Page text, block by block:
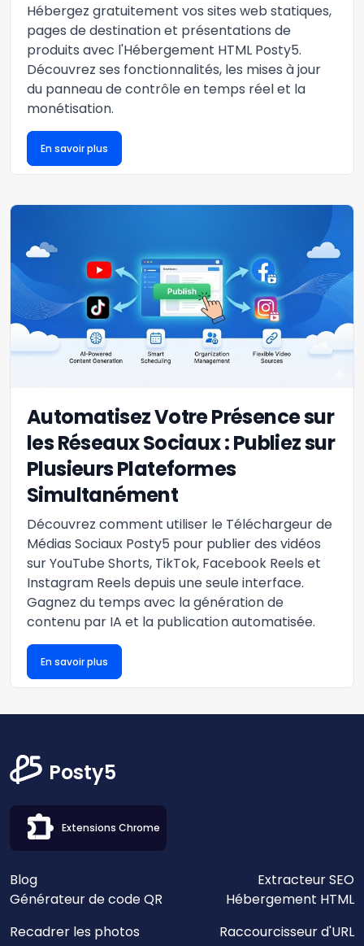
Hébergez gratuitement vos sites web statiques,
pages de destination et présentations de
produits avec l'Hébergement HTML Posty5.
Découvrez ses fonctionnalités, les mises à jour
du panneau de contrôle en temps réel et la
monétisation.
En savoir plus
Automatisez Votre Présence sur
les Réseaux Sociaux : Publiez sur
Plusieurs Plateformes
Simultanément
Découvrez comment utiliser le Téléchargeur de
Médias Sociaux Posty5 pour publier des vidéos
sur YouTube Shorts, TikTok, Facebook Reels et
Instagram Reels depuis une seule interface.
Gagnez du temps avec la génération de
contenu par IA et la publication automatisée.
En savoir plus
Posty5
Extensions Chrome
Blog
Extracteur SEO
Générateur de code QR
Hébergement HTML
Recadrer les photos
Raccourcisseur d'URL